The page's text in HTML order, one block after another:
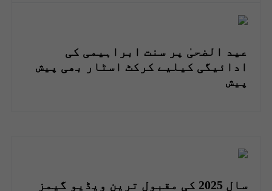
عید الضحیٰ پر سنت ابراہیمی کی
ادائیگی کیلیے کرکٹ اسٹار بھی پیش
پیش
سال 2025 کی مقبول ترین ویڈیو گیمز